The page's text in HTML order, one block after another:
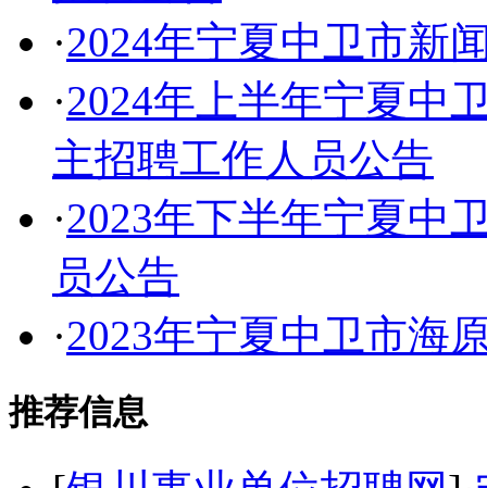
·2024年宁夏中卫市新
·2024年上半年宁夏中
主招聘工作人员公告
·2023年下半年宁夏中
员公告
·2023年宁夏中卫市海
推荐信息